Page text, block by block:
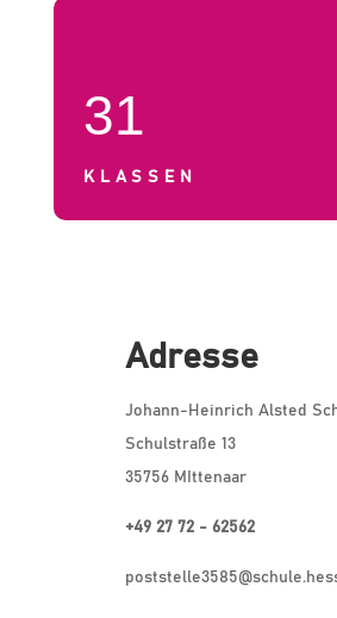
31
KLASSEN
Adresse
Johann-Heinrich Alsted
Schulstraße 13
35756 MIttenaar
+49 27 72 - 62562